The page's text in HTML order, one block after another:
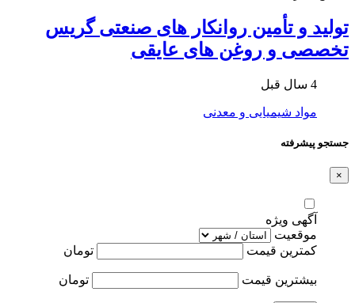
تولید و تأمین روانکار های صنعتی گریس
تخصصی و روغن های عایقی
4 سال قبل
مواد شیمیایی و معدنی
جستجو پیشرفته
×
آگهی ویژه
موقعیت
کمترین قیمت
تومان
بیشترین قیمت تومان